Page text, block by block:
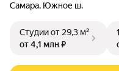
Самара, Южное ш.
Студииот 29,3 м²
от 4,1 млн ₽